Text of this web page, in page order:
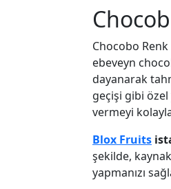
Chocobo
ebeveyn
dayanarak
geçişi gibi
vermeyi
Blox Fruits
şekilde,
yapmanızı